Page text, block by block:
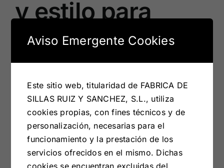
y estilo para
cualquier
espacio»
"La nueva colección de mesas y sillas de madera
de [...]
Poradmin | abril 20, 2023 | Noticias | Sin comentarios
Más información
Aviso Emergente Cookies
Este sitio web, titularidad de FABRICA DE
SILLAS RUIZ Y SANCHEZ, S.L., utiliza
cookies propias, con fines técnicos y de
personalización, necesarias para el
funcionamiento y la prestación de los
servicios ofrecidos en el mismo. Dichas
cookies se encuentran excluidas del